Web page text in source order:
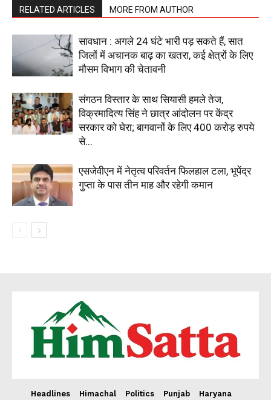
RELATED ARTICLES MORE FROM AUTHOR
सावधान : अगले 24 घंटे भारी पड़ सकते हैं, सात
जिलों में अचानक बाढ़ का खतरा, कई क्षेत्रों के लिए
मौसम विभाग की चेतावनी
संगठन विस्तार के साथ सियासी हमले तेज,
विक्रमादित्य सिंह ने छात्र आंदोलन पर केंद्र
सरकार को घेरा; बागवानों के लिए 400 करोड़ रुपये
से...
एसजेवीएन में नेतृत्व परिवर्तन फिलहाल टला, भूपेंद्र
गुप्ता के पास तीन माह और रहेगी कमान
Headlines Himachal Politics Punjab
Haryana